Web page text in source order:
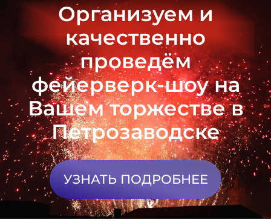
Организуем и
качественно
проведём
фейерверк-шоу на
Вашем торжестве в
Петрозаводске
УЗНАТЬ ПОДРОБНЕЕ